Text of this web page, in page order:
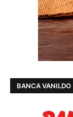
BANCA VANILDO